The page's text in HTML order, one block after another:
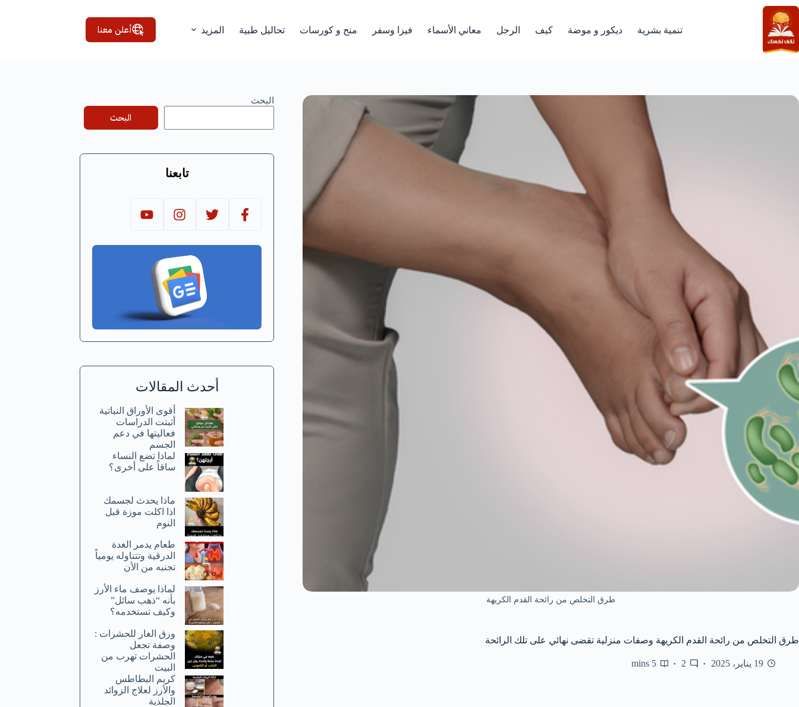
التجاوز
إلى
المحتوى
تنمية بشرية ديكور و موضة كيف الرجل معاني الأسماء فيزا وسفر منح و كورسات تحاليل طبية المزيد أعلن معنا
طرق التخلص من رائحة القدم الكريهة
طرق التخلص من رائحة القدم الكريهة وصفات منزلية تقضى نهائي على تلك الرائحة
19 يناير، 2025 2
5 mins
البحث
البحث
تابعنا
أحدث المقالات
أقوى الأوراق النباتية
أثبتت الدراسات
فعاليتها في دعم
الجسم
لماذا تضع النساء
ساقاً على أخرى؟
ماذا يحدث لجسمك
اذا اكلت موزة قبل
النوم
طعام يدمر الغدة
الدرقية وتتناوله يومياً
تجنبه من الأن
لماذا يوصف ماء الأرز
بأنه “ذهب سائل”
وكيف تستخدمه؟
ورق الغار للحشرات :
وصفة تجعل
الحشرات تهرب من
البيت
كريم البطاطس
والأرز لعلاج الزوائد
الجلدية